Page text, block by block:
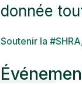
donnée
Soutenir la